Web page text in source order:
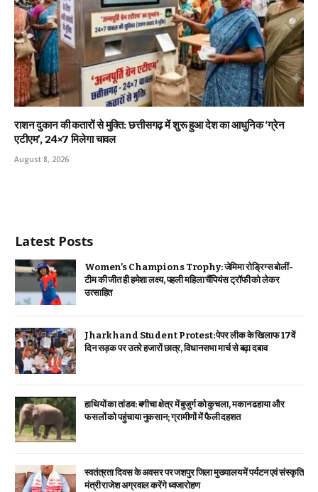
राशन दुकान की कतारों से मुक्ति: छत्तीसगढ़ में शुरू हुआ देश का आधुनिक ‘ग्रेन
एटीएम’, 24×7 मिलेगा चावल
August 8, 2026
Latest Posts
Women’s Champions Trophy: जेमिमा रोड्रिग्स बोलीं-
टीम की जीत ही हमेशा लक्ष्य, पहली महिला चैंपियंस ट्रॉफी को लेकर
उत्साहित
Jharkhand Student Protest: पेपर लीक के खिलाफ 17वें
दिन सड़क पर उतरे हजारों छात्र, विधानसभा मार्च से बढ़ा दबाव
हाथियों का तांडव: बगीचा क्षेत्र में बुजुर्ग को कुचला, मकान ढहाया और
फसलों को पहुंचाया नुकसान; ग्रामीणों में फैली दहशत
स्वतंत्रता दिवस के अवसर पर जशपुर जिला मुख्यालय में पर्यटन एवं संस्कृति
मंत्री राजेश अग्रवाल करेंगे ध्वजारोहण